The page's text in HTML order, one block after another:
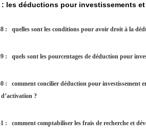
: les déductions pour investissements
: quelles sont les conditions pour avoir droit à la
: quels sont les pourcentages de déduction pour
: comment concilier déduction pour investissement
?
: comment comptabiliser les frais de recherche et